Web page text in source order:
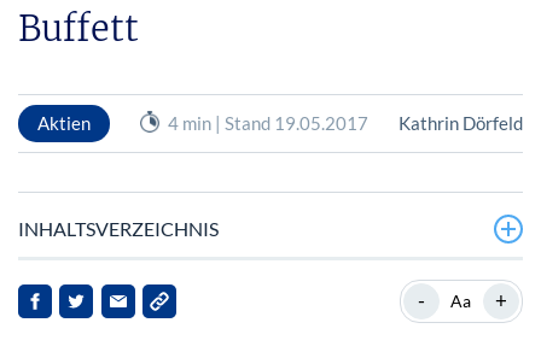
Buffett
Aktien 4 min | Stand 19.05.2017 Kathrin Dörfeld
INHALTSVERZEICHNIS
Seit Kindesalter ein Händchen für‘s Geld
- Aa +